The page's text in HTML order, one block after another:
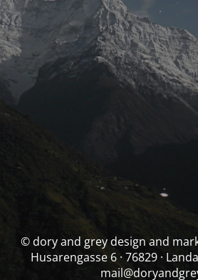
© dory and grey design and
Husarengasse 6 · 76829 ·